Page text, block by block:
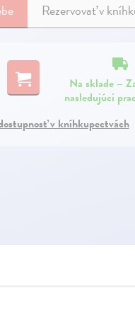
Rezervovať v
Na sklade –
nasledujúci
v kníhkupectvách